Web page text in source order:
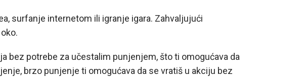
surfanje internetom ili igranje igara. Zahvaljujući
bez potrebe za učestalim punjenjem, što ti omogućava da
brzo punjenje ti omogućava da se vratiš u akciju bez